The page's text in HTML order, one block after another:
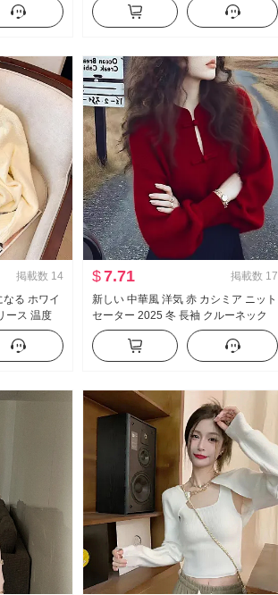
ドル丈 ス
ーネック 保温 トップス
掲載数 14
る ホワイ
ース 温度
ット セー
トップス
$7.71 掲載数 17
新しい 中華風 洋気 赤 カシミア ニット
セーター 2025 冬 長袖 クルーネック
ソフト もちもち 新年 赤 雰囲気 感 セ
ーター